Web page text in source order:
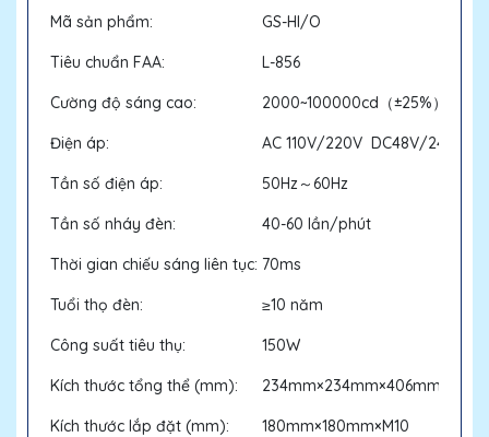
Mã sản phẩm: GS-HI/O
Tiêu chuẩn FAA: L-856
Cường độ sáng cao: 2000~100000cd（±25%）
Điện áp: AC 110V/220V DC48V/24V/12V
Tần số điện áp: 50Hz～60Hz
Tần số nháy đèn: 40-60 lần/phút
Thời gian chiếu sáng liên tục: 70ms
Tuổi thọ đèn: ≥10 năm
Công suất tiêu thụ: 150W
Kích thước tổng thể (mm): 234mm×234mm×406mm
Kích thước lắp đặt (mm): 180mm×180mm×M10